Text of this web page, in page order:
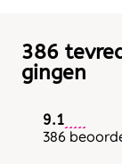
386
gingen
9.1
386